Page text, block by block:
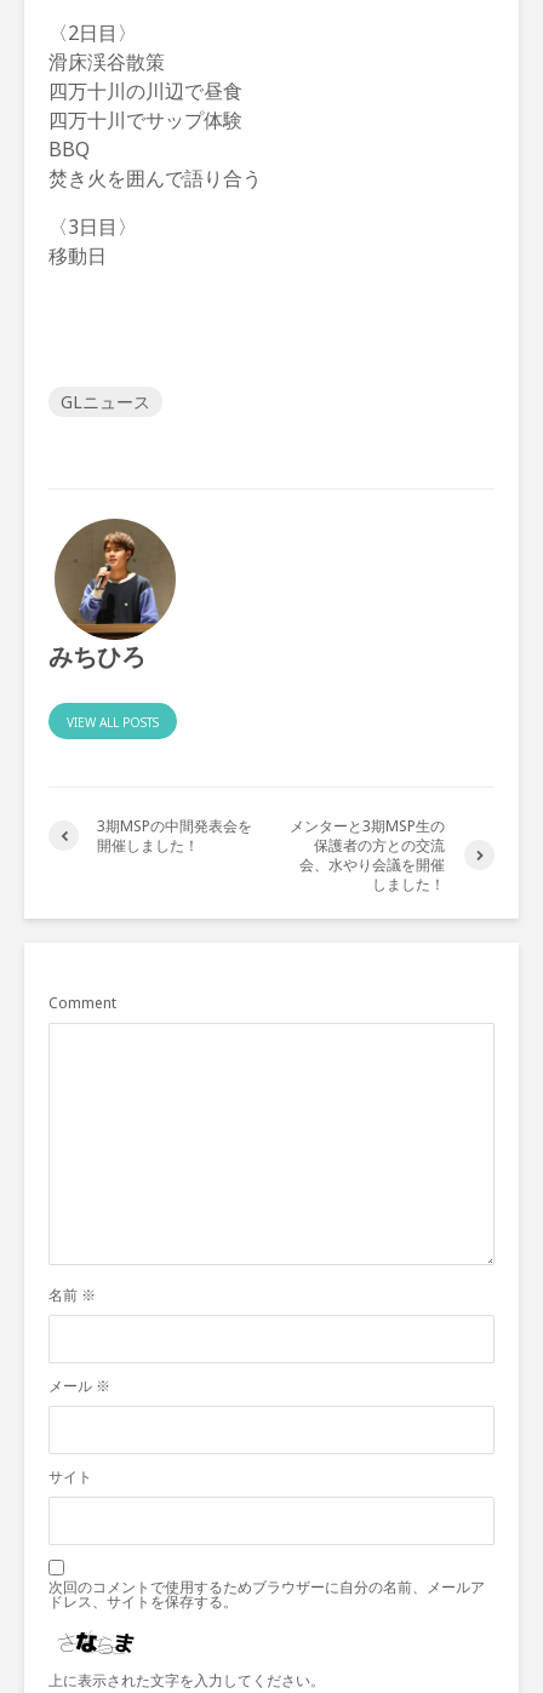
〈2日目〉
滑床渓谷散策
四万十川の川辺で昼食
四万十川でサップ体験
BBQ
焚き火を囲んで語り合う
〈3日目〉
移動日
GLニュース
みちひろ
VIEW ALL POSTS
3期MSPの中間発表会を
開催しました！
メンターと3期MSP生の
保護者の方との交流
会、水やり会議を開催
しました！
Comment
名前 ※
メール ※
サイト
次回のコメントで使用するためブラウザーに自分の名前、メールア
ドレス、サイトを保存する。
上に表示された文字を入力してください。